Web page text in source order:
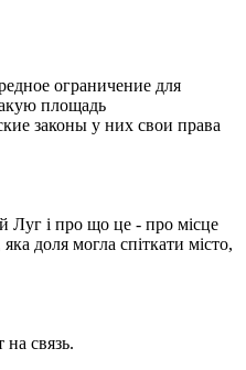
ограничение для
площадь
законы у них свои права
Луг і про що це - про місце
доля могла спіткати місто,
связь.